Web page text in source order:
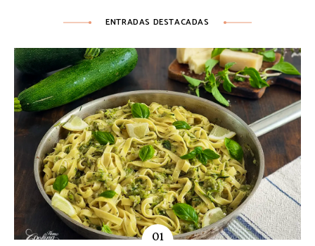
ENTRADAS DESTACADAS